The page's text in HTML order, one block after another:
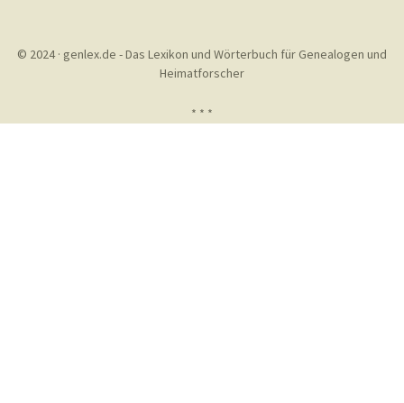
© 2024 · genlex.de - Das Lexikon und Wörterbuch für Genealogen und
Heimatforscher
* * *